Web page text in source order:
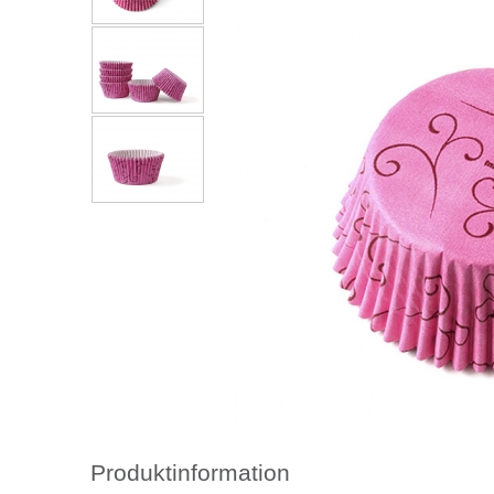
Produktinformation